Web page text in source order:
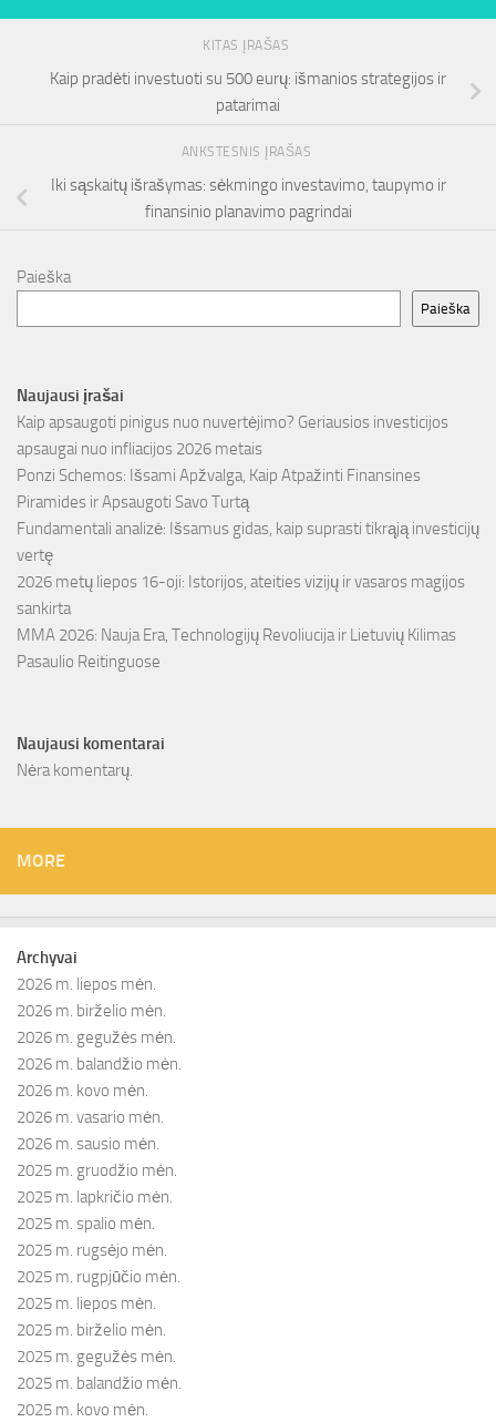
KITAS ĮRAŠAS
Kaip pradėti investuoti su 500 eurų: išmanios strategijos ir
patarimai
ANKSTESNIS ĮRAŠAS
Iki sąskaitų išrašymas: sėkmingo investavimo, taupymo ir
finansinio planavimo pagrindai
Paieška
Paieška
Naujausi įrašai
Kaip apsaugoti pinigus nuo nuvertėjimo? Geriausios investicijos
apsaugai nuo infliacijos 2026 metais
Ponzi Schemos: Išsami Apžvalga, Kaip Atpažinti Finansines
Piramides ir Apsaugoti Savo Turtą
Fundamentali analizė: Išsamus gidas, kaip suprasti tikrąją investicijų
vertę
2026 metų liepos 16-oji: Istorijos, ateities vizijų ir vasaros magijos
sankirta
MMA 2026: Nauja Era, Technologijų Revoliucija ir Lietuvių Kilimas
Pasaulio Reitinguose
Naujausi komentarai
Nėra komentarų.
MORE
Archyvai
2026 m. liepos mėn.
2026 m. birželio mėn.
2026 m. gegužės mėn.
2026 m. balandžio mėn.
2026 m. kovo mėn.
2026 m. vasario mėn.
2026 m. sausio mėn.
2025 m. gruodžio mėn.
2025 m. lapkričio mėn.
2025 m. spalio mėn.
2025 m. rugsėjo mėn.
2025 m. rugpjūčio mėn.
2025 m. liepos mėn.
2025 m. birželio mėn.
2025 m. gegužės mėn.
2025 m. balandžio mėn.
2025 m. kovo mėn.